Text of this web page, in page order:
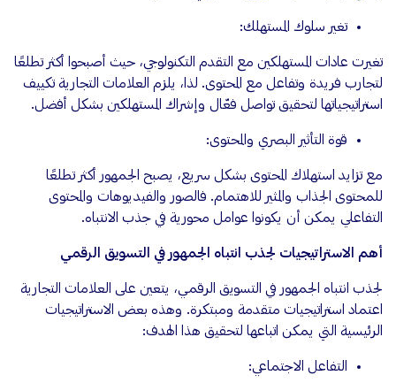
تغير سلوك المستهلك:
تغيرت عادات المستهلكين مع التقدم التكنولوجي، حيث أصبحوا أكثر تطلعًا
لتجارب فريدة وتفاعل مع المحتوى. لذا، يلزم العلامات التجارية تكييف
استراتيجياتها لتحقيق تواصل فعّال وإشراك المستهلكين بشكل أفضل.
قوة التأثير البصري والمحتوى:
مع تزايد استهلاك المحتوى بشكل سريع، يصبح الجمهور أكثر تطلعًا
للمحتوى الجذاب والمثير للاهتمام. فالصور والفيديوهات والمحتوى
التفاعلي يمكن أن يكونوا عوامل محورية في جذب الانتباه.
أهم الاستراتيجيات لجذب انتباه الجمهور في التسويق الرقمي
لجذب انتباه الجمهور في التسويق الرقمي، يتعين على العلامات التجارية
اعتماد استراتيجيات متقدمة ومبتكرة. وهذه بعض الاستراتيجيات
الرئيسية التي يمكن اتباعها لتحقيق هذا الهدف:
التفاعل الاجتماعي: